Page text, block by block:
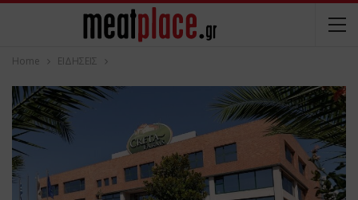
Home ΕΙΔΗΣΕΙΣ